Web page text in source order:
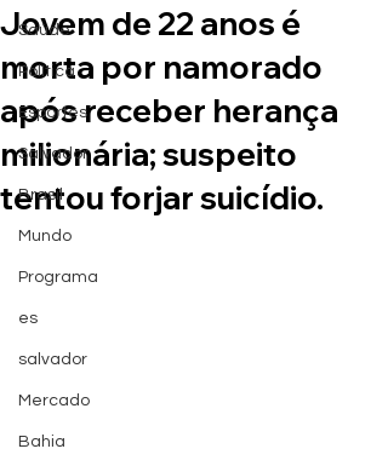
Saúde
Política
Esportes
Salvador
Brasil
Mundo
Programa
es
salvador
Mercado
Bahia
Jovem de 22 anos é
morta por namorado
após receber herança
milionária; suspeito
tentou forjar suicídio.